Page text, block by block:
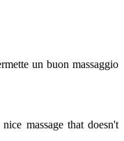
un buon massaggio
massage that doesn't